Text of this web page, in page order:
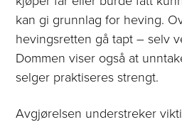
kan gi grunnlag for heving.
hevingsretten gå tapt – selv
Dommen viser også at
selger praktiseres strengt.
Avgjørelsen understreker